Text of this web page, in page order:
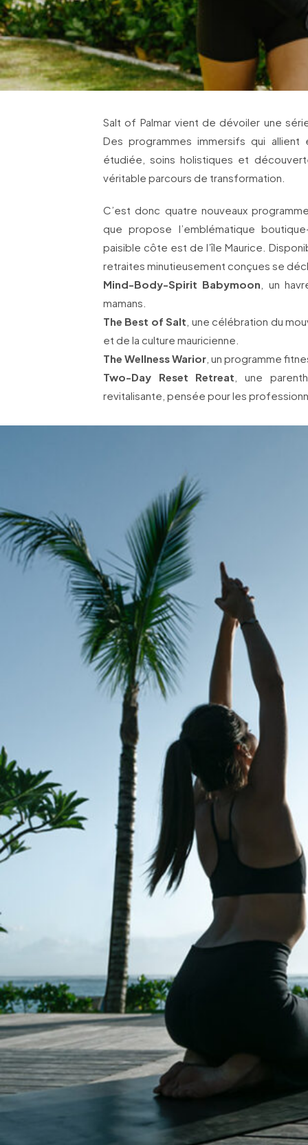
Salt of Palmar vient de dévoiler une
Des programmes immersifs qui allient
étudiée, soins holistiques et
véritable parcours de transformation.
C’est donc quatre nouveaux
que propose l’emblématique
paisible côte est de l’île Maurice.
retraites minutieusement conçues se
Mind-Body-Spirit Babymoon , un
mamans.
The Best of Salt , une célébration du
et de la culture mauricienne.
The Wellness Warior , un programme
Two-Day Reset Retreat , une
revitalisante, pensée pour les